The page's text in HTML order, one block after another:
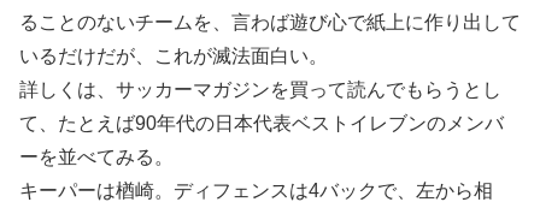
ることのないチームを、言わば遊び心で紙上に作り出して
いるだけだが、これが滅法面白い。
詳しくは、サッカーマガジンを買って読んでもらうとし
て、たとえば90年代の日本代表ベストイレブンのメンバ
ーを並べてみる。
キーパーは楢崎。ディフェンスは4バックで、左から相